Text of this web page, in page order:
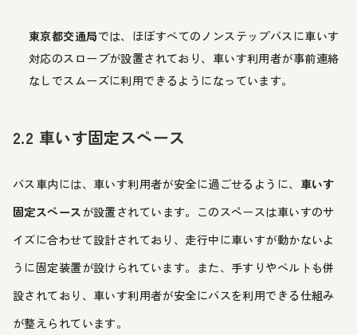
東京都交通局では、ほぼすべてのノンステップバスに車いす
対応のスロープが設置されており、車いす利用者が事前連絡
なしでスムーズに利用できるようになっています。
2.2 車いす固定スペース
バス車内には、車いす利用者が安全に過ごせるように、 車いす
固定スペースが設置されています。このスペースは車いすのサ
イズに合わせて設計されており、走行中に車いすが動かないよ
うに固定装置が設けられています。また、手すりやベルトも併
設されており、車いす利用者が安全にバスを利用できる仕組み
が整えられています。